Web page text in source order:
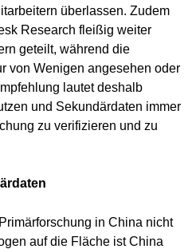
überlassen. Zudem
Research fleißig weiter
geteilt, während die
von Wenigen angesehen oder
lautet deshalb
und Sekundärdaten immer
zu verifizieren und zu
in China nicht
auf die Fläche ist China